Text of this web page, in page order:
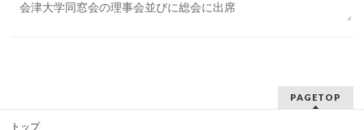
会津大学同窓会の理事会並びに総会に出席
PAGETOP
トップ